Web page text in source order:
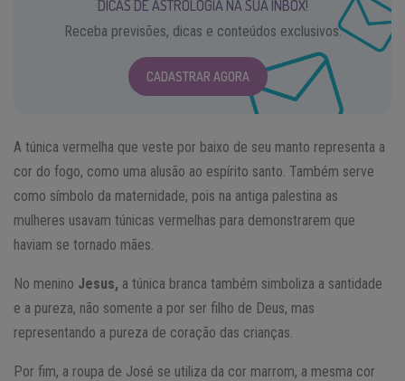
DICAS DE ASTROLOGIA NA SUA INBOX!
Receba previsões, dicas e conteúdos exclusivos.
CADASTRAR AGORA
A túnica vermelha que veste por baixo de seu manto representa a
cor do fogo, como uma alusão ao espírito santo. Também serve
como símbolo da maternidade, pois na antiga palestina as
mulheres usavam túnicas vermelhas para demonstrarem que
haviam se tornado mães.
No menino Jesus, a túnica branca também simboliza a santidade
e a pureza, não somente a por ser filho de Deus, mas
representando a pureza de coração das crianças.
Por fim, a roupa de José se utiliza da cor marrom, a mesma cor